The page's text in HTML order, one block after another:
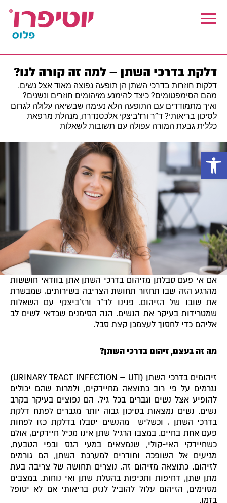
פתח סרגל נגישות
main
footer
דלקת בדרכי השתן – למה זה קורה לנו?
דלקות חוזרות בדרכי השתן הן תופעה נפוצה מאוד אצל נשים.
מהם הסימפטומים? כיצד להימנע מזיהומים חוזרים ונשנים?
ואיך מתמודדים עם התופעה הלא נעימה שבשיאה עלולה לגרום
לסיכון בריאותי? ד”ר ורז'ביצקי אלכסנדרה, מנהלת מרפאת
כללית גבעת המורה עפולה עם תשובות לשאלות
אם אי פעם סבלתן מזיהום בדרכי השתן אתן בוודאי חוששות
מהרגע הזה שבו תחזור תחושת הצריבה בשירותים, שמבשרת
את שובו של הזיהום. פנינו לד”ר ורז'ביצקי עם השאלות
שמטרידות בעיקר את הנשים. הנה הסימנים שכדאי לשים לב
אליהם כדי לחסוך לעצמכן קצת סבל.
מה זה בעצם, זיהום בדרכי השתן?
זיהומים בדרכי השתן (URINARY TRACT INFECTION – UTI)
נגרמים על פי רוב כתוצאה מחיידקים, ולמרות שהם יכולים
להופיע אצל נשים וגברים בכל גיל, הם נפוצים בעיקר בקרב
נשים. נשים נמצאות בסיכון גבוה יותר מגברים לפתח דלקת
בדרכי השתן , וכשליש מהנשים יסבלו בדלקת כזו לפחות
פעם אחת בחיים. במצבו הרגיל שתן אינו מכיל חיידקים, אולם
כשחיידקי האי-קולי, שנמצאים במעי הגס ובפי הטבעת,
מגיעים אל השופכה וחודרים למערכת השתן, הם גורמים
לזיהום. כתוצאה מזיהום זה, נוצרים תחושה של צריבה בעת
מתן שתן, דחיפות ותכיפות בהטלת שתן ואי נוחות. במצבים
מסוימים, הזיהום עלול להוביל לנזק בריאותי אם לא יטופל
בזמן.